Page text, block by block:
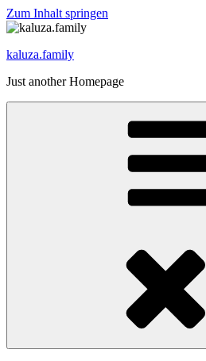
Zum Inhalt springen
kaluza.family
Just another Homepage